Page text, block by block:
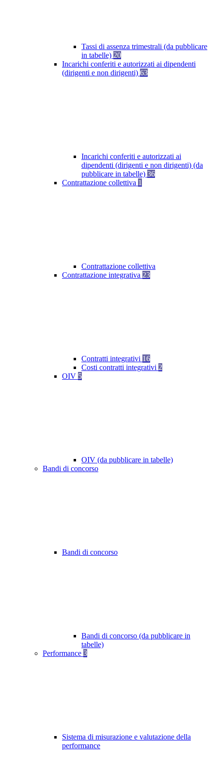
Tassi di assenza trimestrali (da pubblicare
in tabelle) 20
Incarichi conferiti e autorizzati ai dipendenti
(dirigenti e non dirigenti) 63
Incarichi conferiti e autorizzati ai
dipendenti (dirigenti e non dirigenti) (da
pubblicare in tabelle) 36
Contrattazione collettiva 1
Contrattazione collettiva
Contrattazione integrativa 23
Contratti integrativi 16
Costi contratti integrativi 2
OIV 5
OIV (da pubblicare in tabelle)
Bandi di concorso
Bandi di concorso
Bandi di concorso (da pubblicare in
tabelle)
Performance 3
Sistema di misurazione e valutazione della
performance